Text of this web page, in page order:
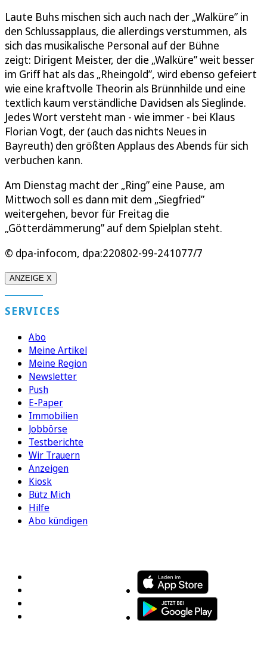
Laute Buhs mischen sich auch nach der „Walküre” in
den Schlussapplaus, die allerdings verstummen, als
sich das musikalische Personal auf der Bühne
zeigt: Dirigent Meister, der die „Walküre” weit besser
im Griff hat als das „Rheingold”, wird ebenso gefeiert
wie eine kraftvolle Theorin als Brünnhilde und eine
textlich kaum verständliche Davidsen als Sieglinde.
Jedes Wort versteht man - wie immer - bei Klaus
Florian Vogt, der (auch das nichts Neues in
Bayreuth) den größten Applaus des Abends für sich
verbuchen kann.
Am Dienstag macht der „Ring” eine Pause, am
Mittwoch soll es dann mit dem „Siegfried”
weitergehen, bevor für Freitag die
„Götterdämmerung” auf dem Spielplan steht.
© dpa-infocom, dpa:220802-99-241077/7
ANZEIGE X
SERVICES
Abo
Meine Artikel
Meine Region
Newsletter
Push
E-Paper
Immobilien
Jobbörse
Testberichte
Wir Trauern
Anzeigen
Kiosk
Bütz Mich
Hilfe
Abo kündigen